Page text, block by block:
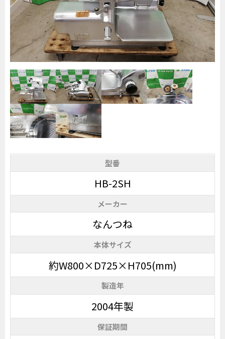
型番
HB-2SH
メーカー
なんつね
本体サイズ
約W800×D725×H705(mm)
製造年
2004年製
保証期間